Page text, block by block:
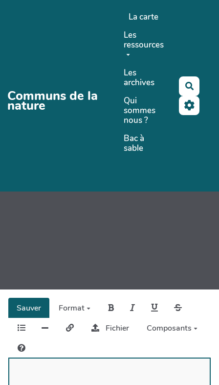
Communs de la
nature
La carte
Les
ressources
Les
archives
Qui
sommes
nous ?
Bac à
sable
Sauver
Format
Fichier
Composants